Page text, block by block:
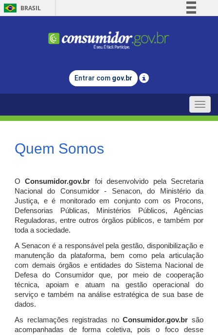
BRASIL
Comunica BR
Legislação
Entrar com gov.br
Toggle
Quem Somos
OConsumidor.gov.br
foi desenvolvido pela Secretaria
Nacional do Consumidor - Senacon, do Ministério da
Justiça, e é monitorado em conjunto com os Procons,
Defensorias Públicas, Ministérios Públicos, Agências
Reguladoras, entre outros órgãos públicos, e também por
toda a sociedade.
A Senacon é a responsável pela gestão, disponibilização e
manutenção da plataforma, bem como pela articulação
com demais órgãos e entidades do Sistema Nacional de
Defesa do Consumidor que, por meio de cooperação
técnica, apoiam e atuam na gestão operacional do
serviço e também na análise estratégica de sua base de
dados.
As reclamações registradas noConsumidor.gov.br são
acompanhadas de forma coletiva, pois o foco desse